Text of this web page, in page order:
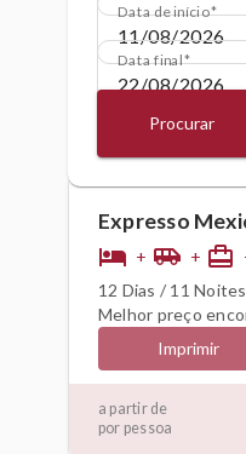
Data de início
Data final
Procurar
Expresso
hotel + airport_shuttle + card_travel
12 Dias / 11 Noites
Melhor preço
Imprimir
a partir de
por pessoa